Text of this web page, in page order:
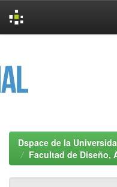
Dspace de la
Facultad de Diseño,